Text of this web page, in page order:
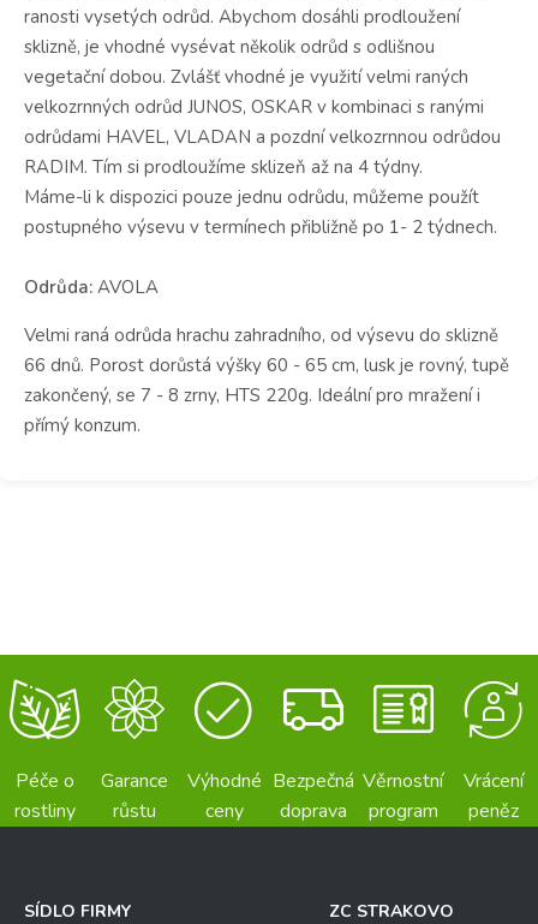
ranosti vysetých odrůd. Abychom dosáhli prodloužení
sklizně, je vhodné vysévat několik odrůd s odlišnou
vegetační dobou. Zvlášť vhodné je využití velmi raných
velkozrnných odrůd JUNOS, OSKAR v kombinaci s ranými
odrůdami HAVEL, VLADAN a pozdní velkozrnnou odrůdou
RADIM. Tím si prodloužíme sklizeň až na 4 týdny.
Máme-li k dispozici pouze jednu odrůdu, můžeme použít
postupného výsevu v termínech přibližně po 1- 2 týdnech.
Odrůda: AVOLA
Velmi raná odrůda hrachu zahradního, od výsevu do sklizně
66 dnů. Porost dorůstá výšky 60 - 65 cm, lusk je rovný, tupě
zakončený, se 7 - 8 zrny, HTS 220g. Ideální pro mražení i
přímý konzum.
Péče o
rostliny
Garance
růstu
Výhodné
ceny
Bezpečná
doprava
Věrnostní
program
Vrácení
peněz
SÍDLO FIRMY
ZC STRAKOVO